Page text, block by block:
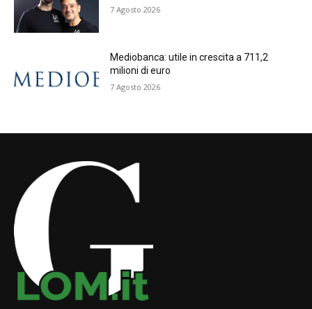
7 Agosto 2026
Mediobanca: utile in crescita a 711,2
milioni di euro
7 Agosto 2026